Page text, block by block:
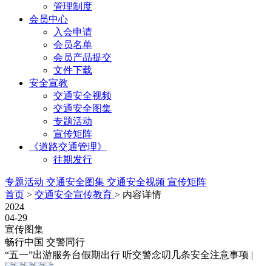
管理制度
会员中心
入会申请
会员名单
会员产品提交
文件下载
安全宣教
交通安全视频
交通安全图集
专题活动
宣传矩阵
《道路交通管理》
往期发行
专题活动 交通安全图集 交通安全视频 宣传矩阵
首页 > 交通安全宣传教育 > 内容详情
2024
04-29
宣传图集
畅行中国 交警同行
“五一”出游服务台假期出行 听交警念叨几条安全注意事项 |